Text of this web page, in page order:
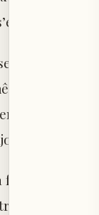
défaire.
Il est temps
évolué.
l’avenir. À
et
fait une
ans, mais